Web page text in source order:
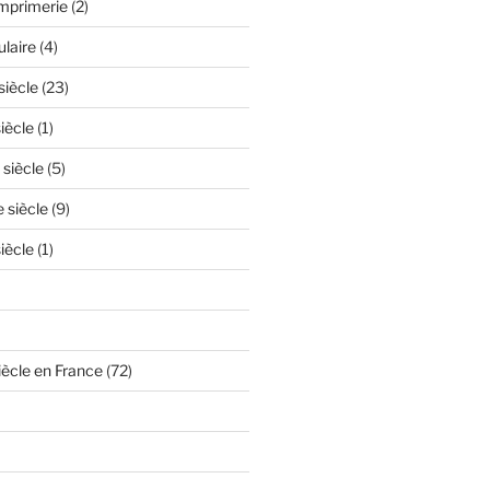
(2)
(4)
(23)
(1)
(5)
siècle(9)
(1)
en France(72)